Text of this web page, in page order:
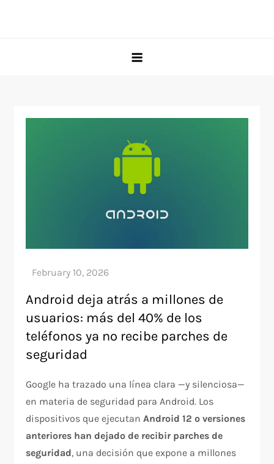
Android deja atrás a millones de
usuarios: más del 40% de los
teléfonos ya no recibe parches de
seguridad
Google ha trazado una línea clara —y silenciosa—
en materia de seguridad para Android. Los
dispositivos que ejecutanAndroid 12 o versiones
anteriores han dejado de recibir parches de
seguridad, una decisión que expone a millones